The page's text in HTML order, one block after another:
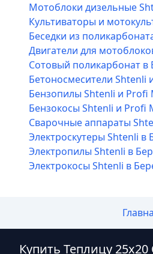
Мотоблоки дизельные
Культиваторы и
Беседки из
Двигатели для
Сотовый поликарбонат в
Бетоносмесители
Бензопилы Shtenli и Profi
Бензокосы Shtenli и Profi
Сварочные аппараты
Электроскутеры Shtenli в
Электропилы Shtenli в
Электрокосы Shtenli в
Купить Теплицу